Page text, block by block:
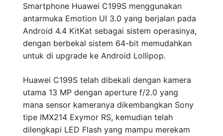
Smartphone Huawei C199S menggunakan
antarmuka Emotion UI 3.0 yang berjalan pada
Android 4.4 KitKat sebagai sistem operasinya,
dengan berbekal sistem 64-bit memudahkan
untuk di upgrade ke Android Lollipop.
Huawei C199S telah dibekali dengan kamera
utama 13 MP dengan aperture f/2.0 yang
mana sensor kameranya dikembangkan Sony
tipe IMX214 Exymor RS, kemudian telah
dilengkapi LED Flash yang mampu merekam